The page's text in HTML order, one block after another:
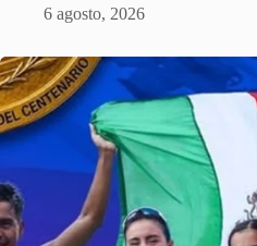
6 agosto, 2026